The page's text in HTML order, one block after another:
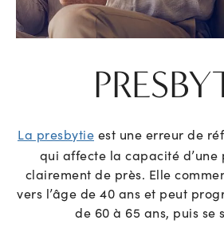
La presbytie est une erreur de
qui affecte la capacité d’une
clairement de près. Elle
vers l’âge de 40 ans et peut
de 60 à 65 ans, puis se